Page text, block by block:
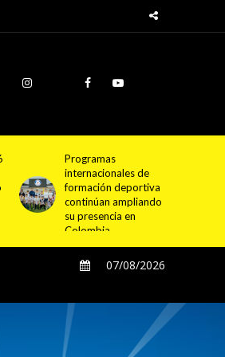
Cundinamarca
proyecta la
construcción de
4.000 nuevas
viviendas en 12
municipios
07/08/2026